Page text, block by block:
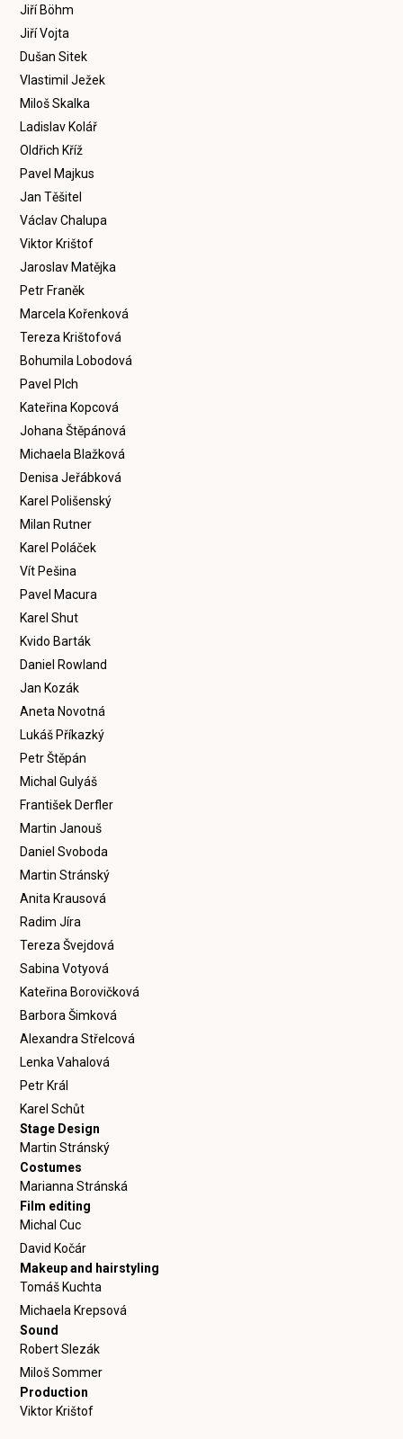
Jiří Böhm
Jiří Vojta
Dušan Sitek
Vlastimil Ježek
Miloš Skalka
Ladislav Kolář
Oldřich Kříž
Pavel Majkus
Jan Těšitel
Václav Chalupa
Viktor Krištof
Jaroslav Matějka
Petr Franěk
Marcela Kořenková
Tereza Krištofová
Bohumila Lobodová
Pavel Plch
Kateřina Kopcová
Johana Štěpánová
Michaela Blažková
Denisa Jeřábková
Karel Polišenský
Milan Rutner
Karel Poláček
Vít Pešina
Pavel Macura
Karel Shut
Kvido Barták
Daniel Rowland
Jan Kozák
Aneta Novotná
Lukáš Příkazký
Petr Štěpán
Michal Gulyáš
František Derfler
Martin Janouš
Daniel Svoboda
Martin Stránský
Anita Krausová
Radim Jíra
Tereza Švejdová
Sabina Votyová
Kateřina Borovičková
Barbora Šimková
Alexandra Střelcová
Lenka Vahalová
Petr Král
Karel Schůt
Stage Design
Martin Stránský
Costumes
Marianna Stránská
Film editing
Michal Cuc
David Kočár
Makeup and hairstyling
Tomáš Kuchta
Michaela Krepsová
Sound
Robert Slezák
Miloš Sommer
Production
Viktor Krištof